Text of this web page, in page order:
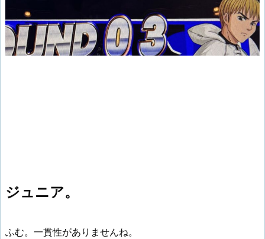
ジュニア。
ふむ。一貫性がありませんね。